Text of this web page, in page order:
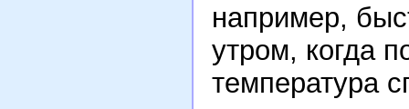
например,
утром, когда
температура